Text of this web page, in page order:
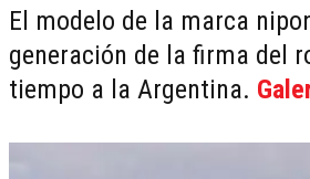
El modelo de la marca
generación de la firma del
tiempo a la Argentina.